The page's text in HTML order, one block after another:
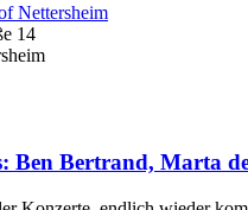
Nettersheim
14
Ben Bertrand, Marta